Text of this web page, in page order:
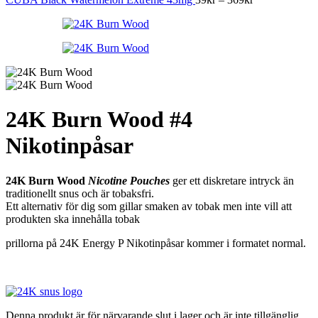
24K Burn Wood #4
Nikotinpåsar
24K Burn Wood Nicotine Pouches ger ett diskretare intryck än
traditionellt snus och är tobaksfri.
Ett alternativ för dig som gillar smaken av tobak men inte vill att
produkten ska innehålla tobak
prillorna på 24K Energy P Nikotinpåsar kommer i formatet normal.
Denna produkt är för närvarande slut i lager och är inte tillgänglig.